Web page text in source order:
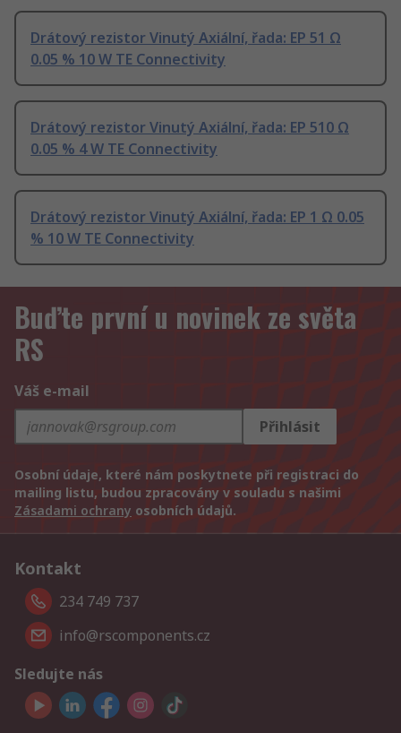
Drátový rezistor Vinutý Axiální, řada: EP 51 Ω
0.05 % 10 W TE Connectivity
Drátový rezistor Vinutý Axiální, řada: EP 510 Ω
0.05 % 4 W TE Connectivity
Drátový rezistor Vinutý Axiální, řada: EP 1 Ω 0.05
% 10 W TE Connectivity
Buďte první u novinek ze světa
RS
Váš e-mail
Přihlásit
Osobní údaje, které nám poskytnete při registraci do
mailing listu, budou zpracovány v souladu s našimi
Zásadami ochrany osobních údajů.
Kontakt
234 749 737
info@rscomponents.cz
Sledujte nás